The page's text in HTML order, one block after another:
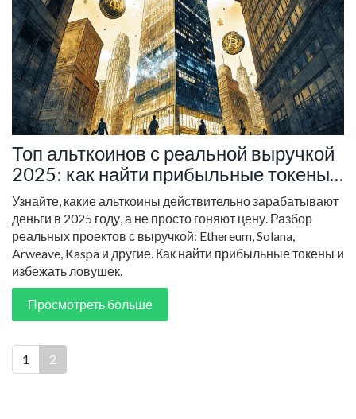
Топ альткоинов с реальной выручкой
2025: как найти прибыльные токены
вместо мемкоинов
Узнайте, какие альткоины действительно зарабатывают
деньги в 2025 году, а не просто гоняют цену. Разбор
реальных проектов с выручкой: Ethereum, Solana,
Arweave, Kaspa и другие. Как найти прибыльные токены и
избежать ловушек.
Просмотреть больше
1 2